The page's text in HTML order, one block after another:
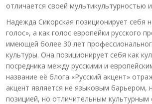
отличается своей мультикультурностью
Надежда Сикорская позиционирует себя
голос», а как голос европейки русского
имеющей более 30 лет
культуры. Она позиционирует себя как
посредника между русскими и
название её блога «Русский акцент»
акцент является не языковым барьером,
позицией, но отличительным культурным